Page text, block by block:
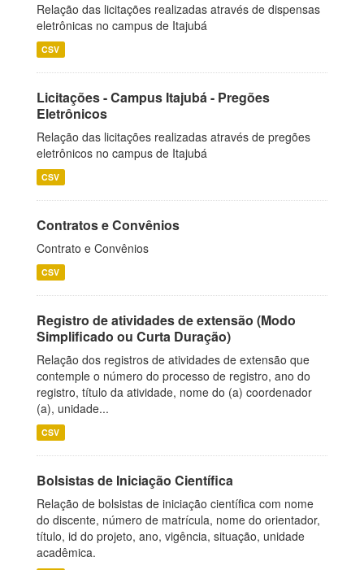
Relação das licitações realizadas através de dispensas
eletrônicas no campus de Itajubá
CSV
Licitações - Campus Itajubá - Pregões
Eletrônicos
Relação das licitações realizadas através de pregões
eletrônicos no campus de Itajubá
CSV
Contratos e Convênios
Contrato e Convênios
CSV
Registro de atividades de extensão (Modo
Simplificado ou Curta Duração)
Relação dos registros de atividades de extensão que
contemple o número do processo de registro, ano do
registro, título da atividade, nome do (a) coordenador
(a), unidade...
CSV
Bolsistas de Iniciação Científica
Relação de bolsistas de iniciação científica com nome
do discente, número de matrícula, nome do orientador,
título, id do projeto, ano, vigência, situação, unidade
acadêmica.